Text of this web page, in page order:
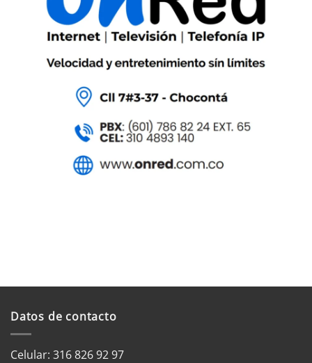
Datos de contacto
Celular: 316 826 92 97